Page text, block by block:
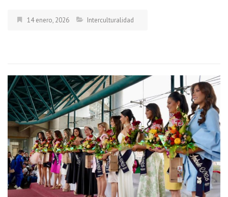
14 enero, 2026 Interculturalidad